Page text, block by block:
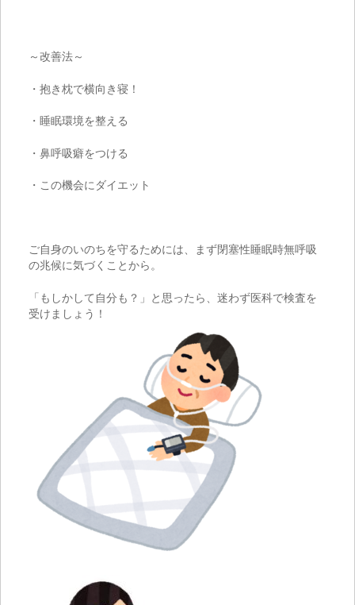
～改善法～
・抱き枕で横向き寝！
・睡眠環境を整える
・鼻呼吸癖をつける
・この機会にダイエット
ご自身のいのちを守るためには、まず閉塞性睡眠時無呼吸
の兆候に気づくことから。
「もしかして自分も？」と思ったら、迷わず医科で検査を
受けましょう！